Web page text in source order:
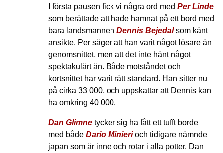
I första pausen fick vi några ord med Per Linde
som berättade att hade hamnat på ett bord med
bara landsmannen Dennis Bejedalsom känt
ansikte. Per säger att han varit något lösare än
genomsnittet, men att det inte hänt något
spektakulärt än. Både motståndet och
kortsnittet har varit rätt standard. Han sitter nu
på cirka 33 000, och uppskattar att Dennis kan
ha omkring 40 000.
Dan Glimnetycker sig ha fått ett tufft borde
med både Dario Minierioch tidigare nämnde
japan som är inne och rotar i alla potter. Dan